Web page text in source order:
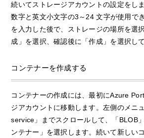
続いてストレージアカウントの設定をし
数字と英文小文字の3～24 文字が使用で
を入力した後で、ストレージの場所を選
成」を選択、確認後に「作成」を選択し
コンテナーを作成する
コンテナーの作成には、最初にAzure
ジアカウントに移動します。左側のメニ
service」までスクロールして、「BLOB
ンテナー」を選択します。続いて新しい